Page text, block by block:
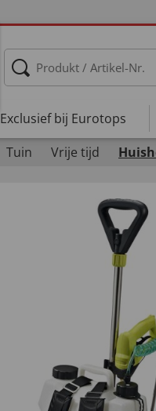
Exclusief bij Eurotops
Tuin Vrije tijd